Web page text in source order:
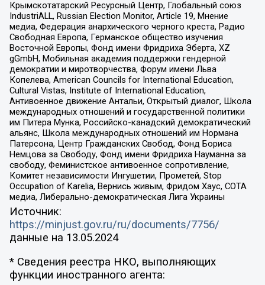
Крымскотатарский Ресурсный Центр, Глобальный союз
IndustriALL, Russian Election Monitor, Article 19, Мнение
медиа, Федерация анархического черного креста, Радио
Свободная Европа, Германское общество изучения
Восточной Европы, Фонд имени Фридриха Эберта, XZ
gGmbH, Мобильная академия поддержки гендерной
демократии и миротворчества, Форум имени Льва
Копелева, American Councils for International Education,
Cultural Vistas, Institute of International Education,
Антивоенное движение Антальи, Открытый диалог, Школа
международных отношений и государственной политики
им Питера Мунка, Российско-канадский демократический
альянс, Школа международных отношений им Нормана
Патерсона, Центр Гражданских Свобод, Фонд Бориса
Немцова за Свободу, Фонд имени Фридриха Науманна за
свободу, Феминистское антивоенное сопротивление,
Комитет независимости Ингушетии, Прометей, Stop
Occupation of Karelia, Вернись живым, Фридом Хаус, СОТА
медиа, Либерально-демократическая Лига Украины
Источник:
https://minjust.gov.ru/ru/documents/7756/
данные на 13.05.2024
* Сведения реестра НКО, выполняющих
функции иностранного агента: